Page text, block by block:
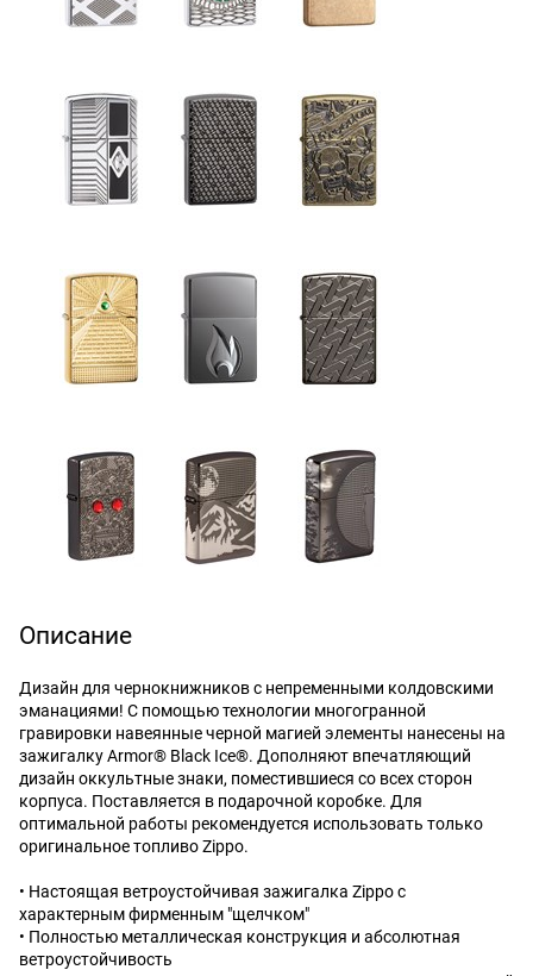
Описание
Дизайн для чернокнижников с непременными колдовскими
эманациями! С помощью технологии многогранной
гравировки навеянные черной магией элементы нанесены на
зажигалку Armor® Black Ice®. Дополняют впечатляющий
дизайн оккультные знаки, поместившиеся со всех сторон
корпуса. Поставляется в подарочной коробке. Для
оптимальной работы рекомендуется использовать только
оригинальное топливо Zippo.
• Настоящая ветроустойчивая зажигалка Zippo с
характерным фирменным "щелчком"
• Полностью металлическая конструкция и абсолютная
ветроустойчивость